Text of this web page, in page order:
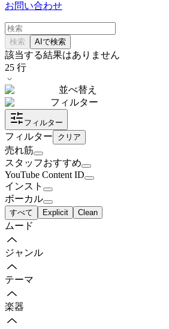
お問い合わせ
検索 AIで検索
該当する結果はありません
25 行
並べ替え
フィルター
フィルター
フィルター クリア
売れ筋
スタッフおすすめ
YouTube Content ID
インスト
ボーカル
すべて Explicit Clean
ムード
ジャンル
テーマ
楽器